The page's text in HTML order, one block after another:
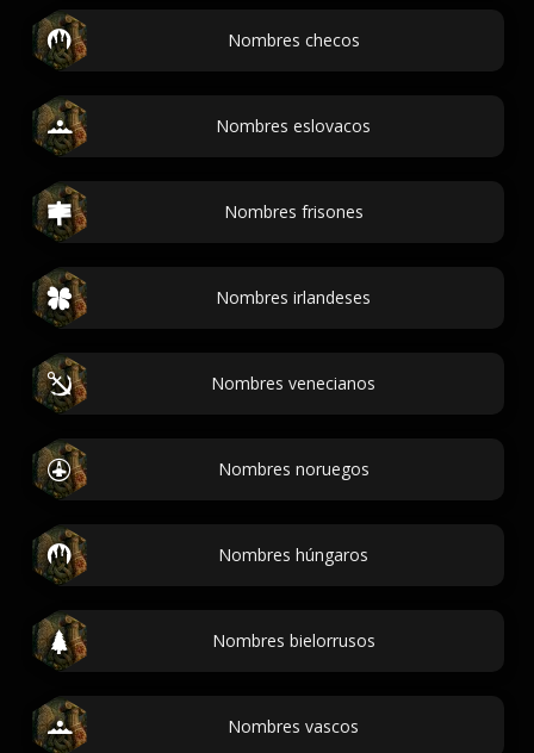
Nombres checos
Nombres eslovacos
Nombres frisones
Nombres irlandeses
Nombres venecianos
Nombres noruegos
Nombres húngaros
Nombres bielorrusos
Nombres vascos